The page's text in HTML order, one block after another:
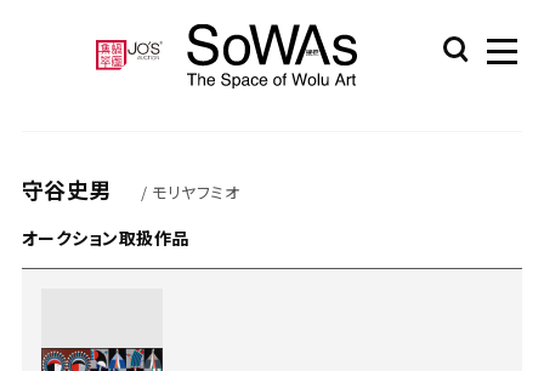
守谷史男 / モリヤフミオ
オークション取扱作品